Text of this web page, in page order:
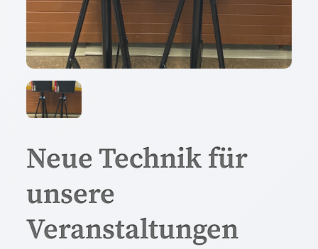
Neue Technik für
unsere
Veranstaltungen